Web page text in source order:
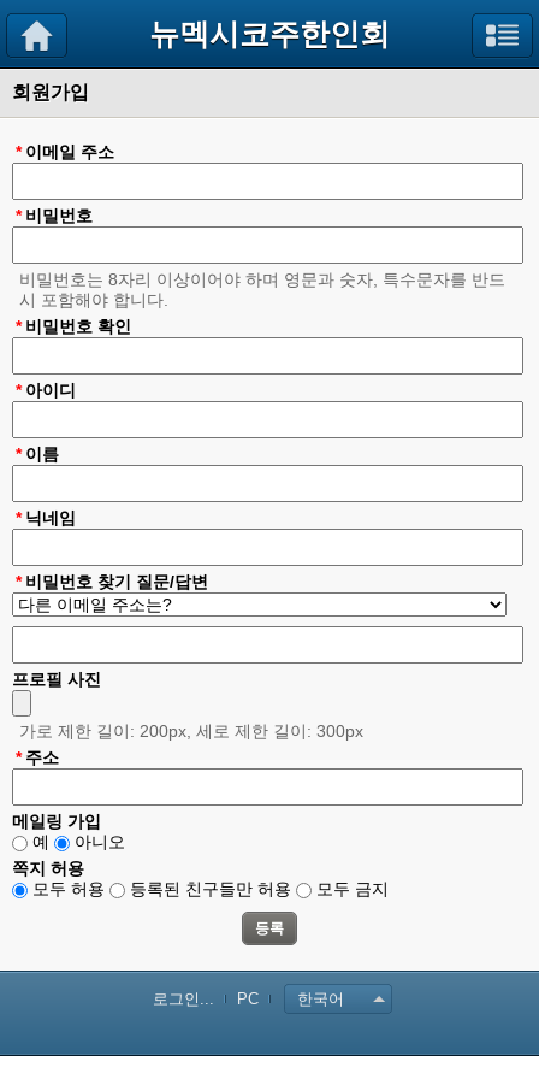
뉴멕시코주한인회
회원가입
이메일 주소
*
비밀번호
*
비밀번호는 8자리 이상이어야 하며 영문과 숫자, 특수문자를 반드
시 포함해야 합니다.
비밀번호 확인
*
* 아이디
* 이름
* 닉네임
* 비밀번호 찾기 질문/답변
프로필 사진
가로 제한 길이: 200px, 세로 제한 길이: 300px
* 주소
메일링 가입
예
아니오
쪽지 허용
모두 허용
등록된 친구들만 허용 모두 금지
로그인... PC 한국어